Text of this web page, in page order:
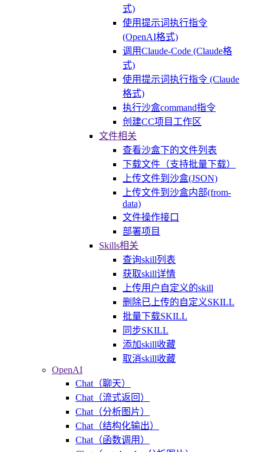
式)
使用提示词执行指令
(OpenAI格式)
调用Claude-Code (Claude格
式)
使用提示词执行指令 (Claude
格式)
执行沙盒command指令
创建CC项目工作区
文件相关
查看沙盒下的文件列表
下载文件（支持批量下载）
上传文件到沙盒(JSON)
上传文件到沙盒内部(from-
data)
文件操作接口
部署项目
Skills相关
查询skill列表
获取skill详情
上传用户自定义的skill
删除已上传的自定义SKILL
批量下载SKILL
同步SKILL
添加skill收藏
取消skill收藏
OpenAI
Chat（聊天）
Chat（流式返回）
Chat（分析图片）
Chat（结构化输出）
Chat（函数调用）